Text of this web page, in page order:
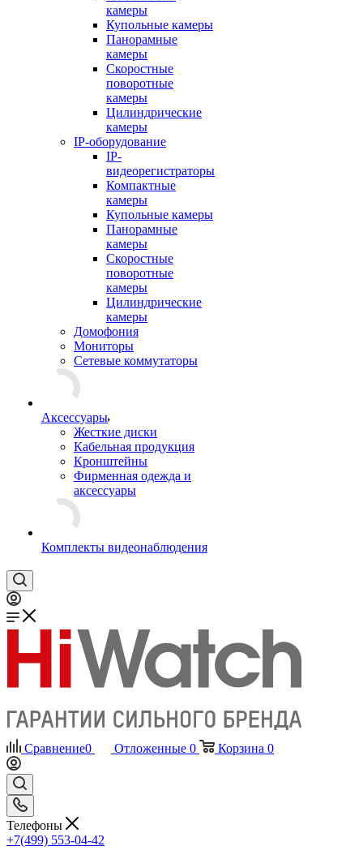
камеры
Купольные камеры
Панорамные
камеры
Скоростные
поворотные
камеры
Цилиндрические
камеры
IP-оборудование
IP-
видеорегистраторы
Компактные
камеры
Купольные камеры
Панорамные
камеры
Скоростные
поворотные
камеры
Цилиндрические
камеры
Домофония
Мониторы
Сетевые коммутаторы
Аксессуары
Жесткие диски
Кабельная продукция
Кронштейны
Фирменная одежда и
аксессуары
Комплекты видеонаблюдения
Сравнение0 Отложенные 0 Корзина 0
Телефоны
+7(499) 553-04-42